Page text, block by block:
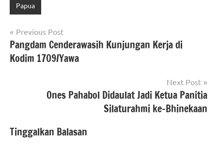
Papua
Navigasi
pos
Previous Post
Pangdam Cenderawasih Kunjungan Kerja di
Kodim 1709/Yawa
Next Post
Ones Pahabol Didaulat Jadi Ketua Panitia
Silaturahmi ke-Bhinekaan
Tinggalkan Balasan